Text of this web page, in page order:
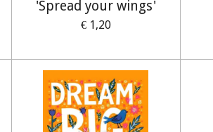
'Spread your wings'
€ 1,20